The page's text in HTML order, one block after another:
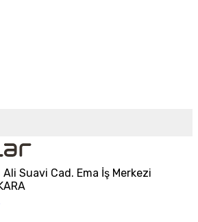
Ali Suavi Cad. Ema İş Merkezi